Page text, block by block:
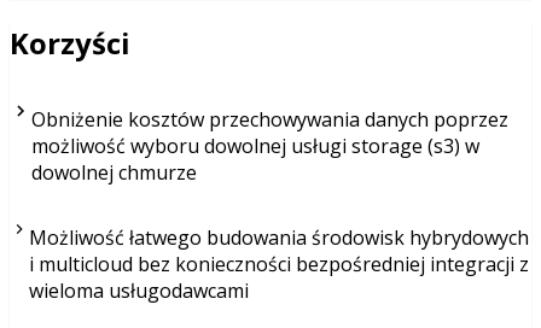
Korzyści
Obniżenie kosztów przechowywania danych poprzez
możliwość wyboru dowolnej usługi storage (s3) w
dowolnej chmurze
Możliwość łatwego budowania środowisk hybrydowych
i multicloud bez konieczności bezpośredniej integracji z
wieloma usługodawcami